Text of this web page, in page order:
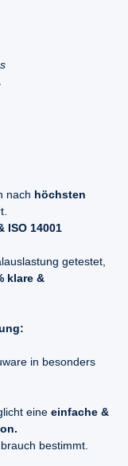
nach höchsten
ISO 14001
getestet,
klare &
in besonders
eine einfache &
bestimmt.